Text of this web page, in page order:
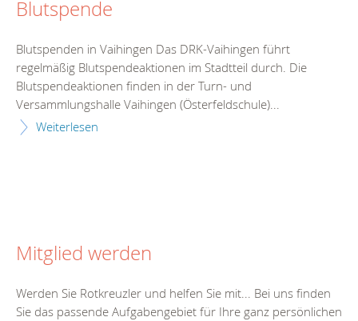
Blutspende
Blutspenden in Vaihingen Das DRK-Vaihingen führt
regelmäßig Blutspendeaktionen im Stadtteil durch. Die
Blutspendeaktionen finden in der Turn- und
Versammlungshalle Vaihingen (Österfeldschule)...
Weiterlesen
Mitglied werden
Werden Sie Rotkreuzler und helfen Sie mit... Bei uns finden
Sie das passende Aufgabengebiet für Ihre ganz persönlichen